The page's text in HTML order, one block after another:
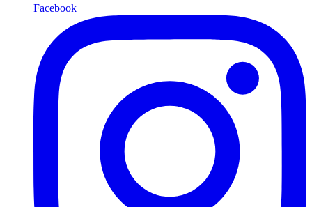
Facebook